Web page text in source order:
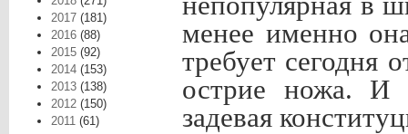
2017 (181)
2016 (88)
2015 (92)
2014 (153)
2013 (138)
2012 (150)
2011 (61)
менее именно
требует сегодня
острие ножа. И
задевая